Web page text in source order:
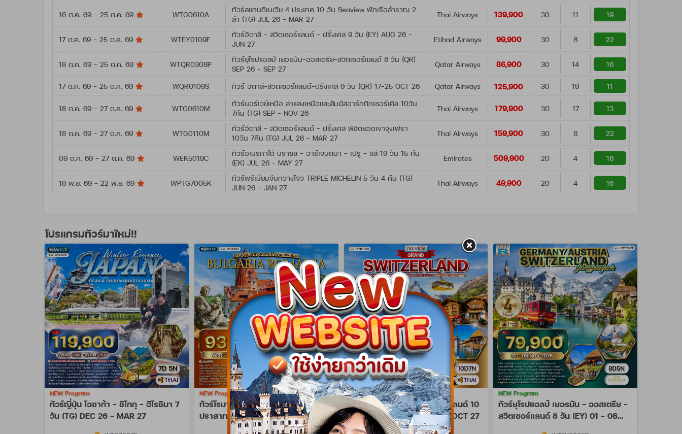
16 ต.ค. 69 - 25 ต.ค. 69 WTG0610A
ทัวร์สแกนดิเนเวีย 4 ประเทศ 10 วัน Seaview พักเรือสำราญ 2
ลำ (TG) JUL 26 - MAR 27
Thai Airways 139,900 30 11 19
17 ต.ค. 69 - 25 ต.ค. 69 WTEY0109F
ทัวร์อิตาลี - สวิตเซอร์แลนด์ - ฝรั่งเศส 9 วัน (EY) AUG 26 -
JUN 27
Etihad Airways 99,900 30 8 22
18 ต.ค. 69 - 25 ต.ค. 69 WTQR0308P
ทัวร์ยุโรปแอลป์ เยอรมัน-ออสเตรีย-สวิตเซอร์แลนด์ 8 วัน (QR)
SEP 26 - SEP 27
Qatar Airways 86,900 30 14 16
17 ต.ค. 69 - 25 ต.ค. 69 WQR0109S ทัวร์ อิตาลี-สวิตเซอร์แลนด์-ฝรั่งเศส 9 วัน (QR) 17-25 OCT 26 Qatar Airways 125,900 30 19 11
18 ต.ค. 69 - 27 ต.ค. 69 WTG0610M
ทัวร์นอร์เวย์เหนือ ล่าแสงเหนือและสัมผัสอาร์กติกเซอร์เคิล 10วัน
7คืน (TG) SEP - NOV 26
Thai Airways 179,900 30 17 13
18 ต.ค. 69 - 27 ต.ค. 69 WTG0110M
ทัวร์อิตาลี - สวิตเซอร์แลนด์ - ฝรั่งเศส พิชิตยอดเขาจุงเฟรา
10วัน 7คืน (TG) JUL 26 - MAR 27
Thai Airways 159,900 30 8 22
09 ต.ค. 69 - 27 ต.ค. 69 WEK5019C
ทัวร์อเมริกาใต้ บราซิล - อาร์เจนตินา - เปรู - ชิลี 19 วัน 15 คืน
(EK) JUL 26 - MAY 27
Emirates 509,900 20 4 16
18 พ.ย. 69 - 22 พ.ย. 69 WPTG7005K
ทัวร์พรีเมี่ยมจีนกวางโจว TRIPLE MICHELIN 5 วัน 4 คืน (TG)
JUN 26 - JAN 27
Thai Airways 49,900 20 4 16
โปรแกรมทัวร์มาใหม่!!
ทัวร์ญี่ปุ่น โอซาก้า - ชิโกกุ - ฮิโรชิมา 7
วัน (TG) DEC 26 - MAR 27
NEW Program
ทัวร์โรมาเนีย - บัลแกเรีย ชม 4
ปราสาท สุดงดงาม 9 วัน (TK) APR -
NEW Program
ทัวร์พรีเมี่ยมแกรนด์สวิตเซอร์แลนด์ 10
วัน พักเซอร์แมท (TG) MAR - OCT 27
NEW Program
ทัวร์ยุโรปแอลป์ เยอรมัน - ออสเตรีย -
สวิตเซอร์แลนด์ 8 วัน (EY) 01 - 08
NEW Program